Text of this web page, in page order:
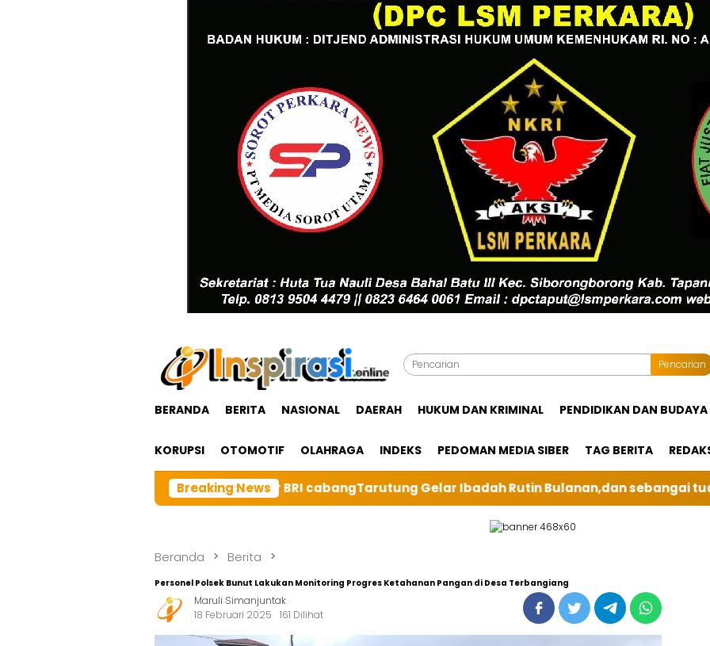
Pencarian
BERANDA BERITA NASIONAL DAERAH HUKUM DAN KRIMINAL PENDIDIKAN DAN BUDAYA
KORUPSI OTOMOTIF OLAHRAGA INDEKS PEDOMAN MEDIA SIBER TAG BERITA
Breaking News
Besar BRI cabangTarutung Gelar Ibadah Rutin Bulanan,dan sebangai tuan rumah kali ini BRI Unit
Beranda Berita
Personel Polsek Bunut Lakukan Monitoring Progres Ketahanan Pangan di Desa Terbangiang
Maruli Simanjuntak
18 Februari 2025
161 Dilihat